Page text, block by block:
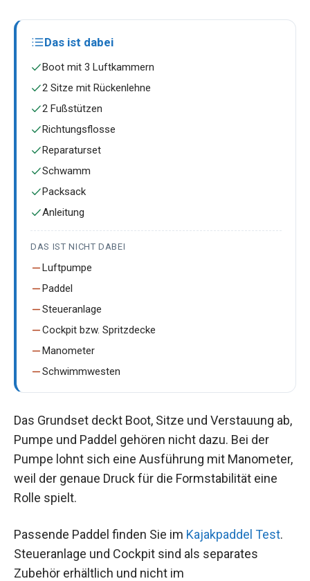
Das ist dabei
Boot mit 3 Luftkammern
2 Sitze mit Rückenlehne
2 Fußstützen
Richtungsflosse
Reparaturset
Schwamm
Packsack
Anleitung
DAS IST NICHT DABEI
Luftpumpe
Paddel
Steueranlage
Cockpit bzw. Spritzdecke
Manometer
Schwimmwesten
Das Grundset deckt Boot, Sitze und Verstauung ab,
Pumpe und Paddel gehören nicht dazu. Bei der
Pumpe lohnt sich eine Ausführung mit Manometer,
weil der genaue Druck für die Formstabilität eine
Rolle spielt.
Passende Paddel finden Sie im Kajakpaddel Test.
Steueranlage und Cockpit sind als separates
Zubehör erhältlich und nicht im